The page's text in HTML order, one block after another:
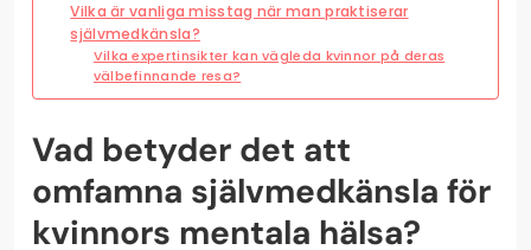
Vilka är vanliga misstag när man praktiserar
självmedkänsla?
Vilka expertinsikter kan vägleda kvinnor på deras
välbefinnande resa?
Vad betyder det att
omfamna självmedkänsla för
kvinnors mentala hälsa?